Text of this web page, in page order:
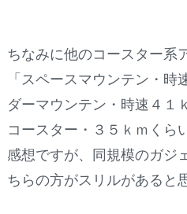
ちなみに他のコースター系
「スペースマウンテン・
ダーマウンテン・時速４１
コースター・３５ｋｍくら
感想ですが、同規模のガジ
ちらの方がスリルがあると